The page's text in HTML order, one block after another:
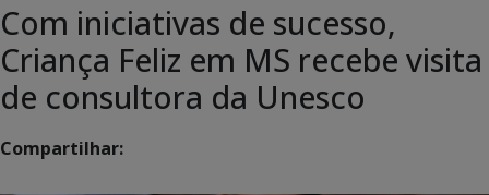
Com iniciativas de sucesso,
Criança Feliz em MS recebe visita
de consultora da Unesco
Compartilhar: